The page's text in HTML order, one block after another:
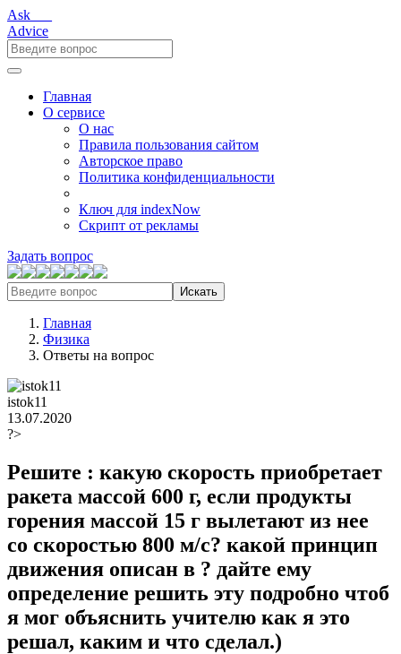
Ask___
Advice
Главная
О сервисе
О нас
Правила пользования сайтом
Авторское право
Политика конфиденциальности
Ключ для indexNow
Скрипт от рекламы
Задать вопрос
Искать
Главная
Физика
Ответы на вопрос
istok11
13.07.2020
?>
Решите : какую скорость приобретает
ракета массой 600 г, если продукты
горения массой 15 г вылетают из нее
со скоростью 800 м/с? какой принцип
движения описан в ? дайте ему
определение решить эту подробно чтоб
я мог объяснить учителю как я это
решал, каким и что сделал.)